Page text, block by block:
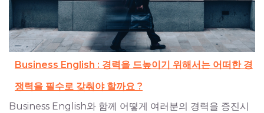
Business English : 경력을 드높이기 위해서는 어떠한 경
쟁력을 필수로 갖춰야 할까요 ?
Business English와 함께 어떻게 여러분의 경력을 증진시